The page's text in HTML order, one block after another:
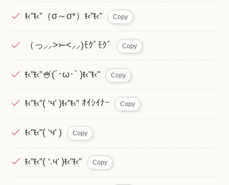
ŧ‹”ŧ‹”（σ～σ*）ŧ‹”ŧ‹” Copy
（っ⸝⸝>⤚<⸝⸝)ﾓｸﾞﾓｸﾞ Copy
ŧ‹”ŧ‹”🍧(´･ω･` )ŧ‹”ŧ‹” Copy
ŧ‹”ŧ‹”( ‘ч’ )ŧ‹”ŧ‹” ｵｲｼｲﾅｰ Copy
ŧ‹”ŧ‹”( ‘ч’ ) Copy
ŧ‹”ŧ‹”( ‘.ч’ )ŧ‹”ŧ‹” Copy